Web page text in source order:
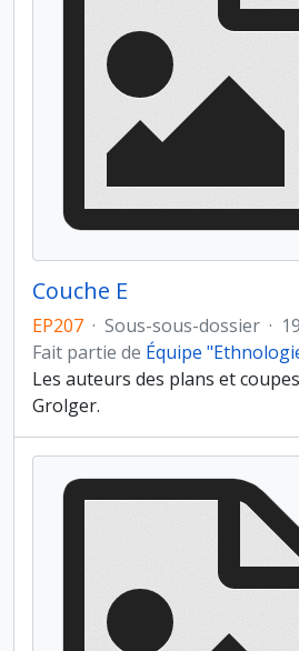
Couche E
EP207 · Sous-sous-dossier ·
Fait partie de Équipe
Les auteurs des plans et
Grolger.